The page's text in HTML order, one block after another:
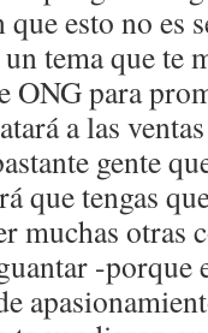
esto no es
tema que te
ONG para
a las
gente
que tengas
muchas otras
-porque